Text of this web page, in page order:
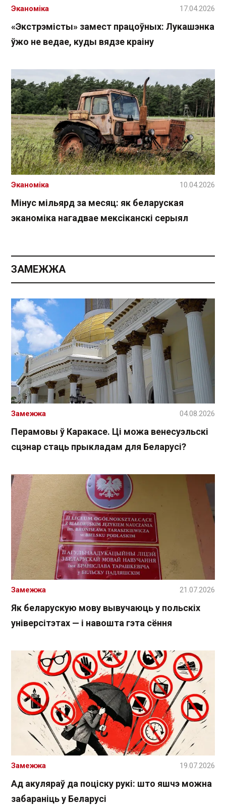
«Экстрэмісты» замест працоўных: Лукашэнка
ўжо не ведае, куды вядзе краіну
Эканоміка 17.04.2026
Мінус мільярд за месяц: як беларуская
эканоміка нагадвае мексіканскі серыял
Эканоміка 10.04.2026
ЗАМЕЖЖА
Перамовы ў Каракасе. Ці можа венесуэльскі
сцэнар стаць прыкладам для Беларусі?
Замежжа 04.08.2026
Як беларускую мову вывучаюць у польскіх
універсітэтах — і навошта гэта сёння
Замежжа 21.07.2026
Ад акуляраў да поціску рукі: што яшчэ можна
забараніць у Беларусі
Замежжа 19.07.2026